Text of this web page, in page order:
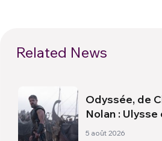
Related News
Odyssée, de
Nolan : Ulysse
nécessité
5 août 2026